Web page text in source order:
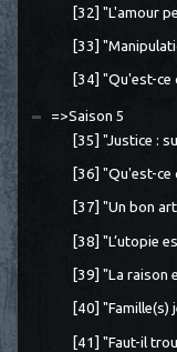
[32] "L'amour
[33]
[34] "Qu'est-ce
=>Saison 5
[35] "Justice :
[36] "Qu'est-ce
[37] "Un bon
[38] "L’utopie
[39] "La raison
[40] "Famille(s)
[41] "Faut-il